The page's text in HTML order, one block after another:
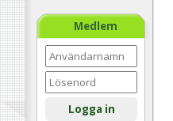
Medlem
Logga in